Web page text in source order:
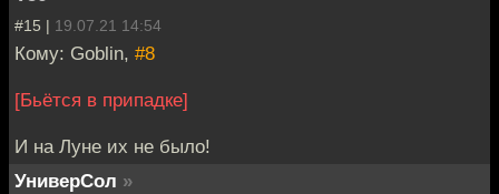
#15 | 19.07.21 14:54
Кому: Goblin, #8
[Бьётся в припадке]
И на Луне их не было!
УниверСол »